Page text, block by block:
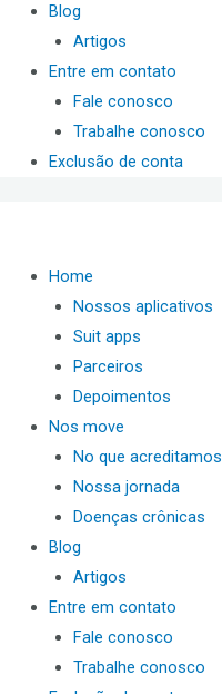
Blog
Artigos
Entre em contato
Fale conosco
Trabalhe conosco
Exclusão de conta
Home
Nossos aplicativos
Suit apps
Parceiros
Depoimentos
Nos move
No que acreditamos
Nossa jornada
Doenças crônicas
Blog
Artigos
Entre em contato
Fale conosco
Trabalhe conosco